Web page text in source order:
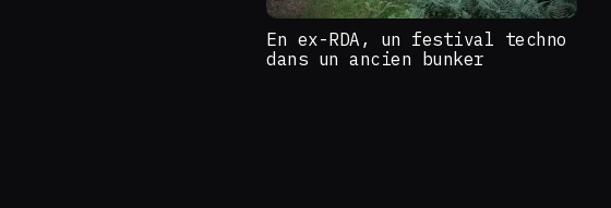
En ex-RDA, un festival techno
dans un ancien bunker